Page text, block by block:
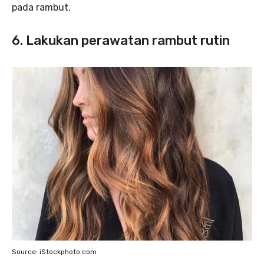
pada rambut.
6. Lakukan perawatan rambut rutin
Source: iStockphoto.com